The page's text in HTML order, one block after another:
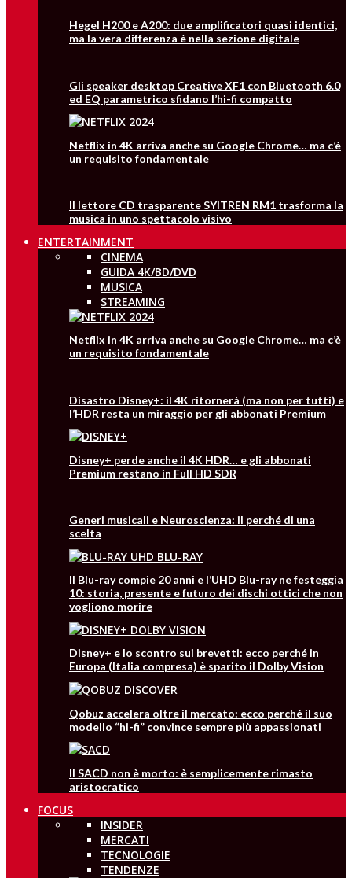
Hegel H200 e A200: due amplificatori quasi identici,
ma la vera differenza è nella sezione digitale
Gli speaker desktop Creative XF1 con Bluetooth 6.0
ed EQ parametrico sfidano l’hi-fi compatto
Netflix in 4K arriva anche su Google Chrome… ma c’è
un requisito fondamentale
Il lettore CD trasparente SYITREN RM1 trasforma la
musica in uno spettacolo visivo
ENTERTAINMENT
CINEMA
GUIDA 4K/BD/DVD
MUSICA
STREAMING
Netflix in 4K arriva anche su Google Chrome… ma c’è
un requisito fondamentale
Disastro Disney+: il 4K ritornerà (ma non per tutti) e
l’HDR resta un miraggio per gli abbonati Premium
Disney+ perde anche il 4K HDR… e gli abbonati
Premium restano in Full HD SDR
Generi musicali e Neuroscienza: il perché di una
scelta
Il Blu-ray compie 20 anni e l’UHD Blu-ray ne festeggia
10: storia, presente e futuro dei dischi ottici che non
vogliono morire
Disney+ e lo scontro sui brevetti: ecco perché in
Europa (Italia compresa) è sparito il Dolby Vision
Qobuz accelera oltre il mercato: ecco perché il suo
modello “hi-fi” convince sempre più appassionati
Il SACD non è morto: è semplicemente rimasto
aristocratico
FOCUS
INSIDER
MERCATI
TECNOLOGIE
TENDENZE